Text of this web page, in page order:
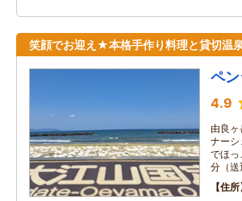
笑顔でお迎え★本格手作り料理と貸切温
ペ
4.9
由良
ナーシ
でほ
分（送
住所